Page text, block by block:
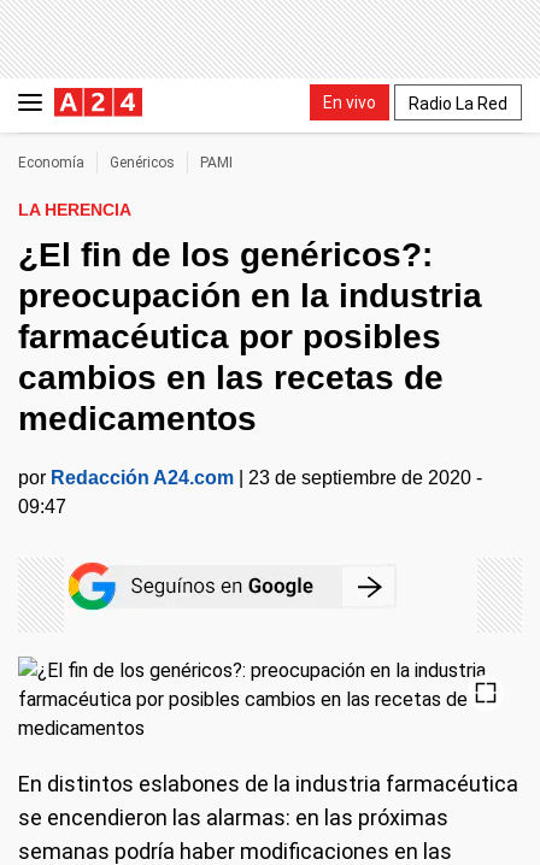
En vivo Radio La Red
Economía Genéricos PAMI
LA HERENCIA
¿El fin de los genéricos?:
preocupación en la industria
farmacéutica por posibles
cambios en las recetas de
medicamentos
por Redacción A24.com
23 de septiembre de 2020 -
09:47
En distintos eslabones de la industria farmacéutica
se encendieron las alarmas: en las próximas
semanas podría haber modificaciones en las